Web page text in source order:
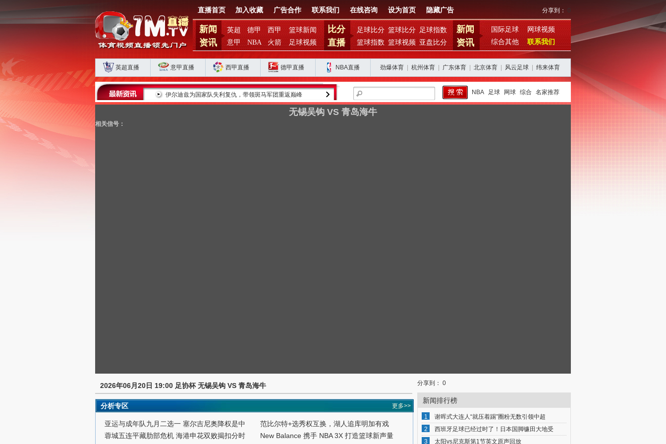
直播首页 加入收藏 广告合作 联系我们 在线咨询 设为首页 隐藏广告 分享到： 0
新闻
资讯
英超 德甲 西甲
篮球新闻
意甲
NBA 火箭 足球视频
比分
直播
足球比分 篮球比分 足球指数
篮球指数 篮球视频 亚盘比分
新闻
资讯
国际足球
网球视频
综合其他
联系我们
英超直播 意甲直播 西甲直播 德甲直播 NBA直播 劲爆体育 杭州体育 广东体育 北京体育 风云足球 纬来体育
五连平藏肋部危机 海港申花双败揭扣分时代生存 伊尔迪兹为国家队失利复仇，带领斑马军团重返巅峰 金球奖得主罗德里的皇马之路为何停滞？ 西班牙阿根廷再续恩怨，期待欧美杯对决
NBA 足球 网球 综合 名家推荐
无锡吴钩 VS 青岛海牛
相关信号：
2026年06月20日 19:00 足协杯 无锡吴钩 VS 青岛海牛
分析专区 更多>>
亚运与成年队九月二选一 塞尔吉尼奥降权是中
蓉城五连平藏肋部危机 海港申花双败揭扣分时
范比尔特+选秀权互换，湖人追库明加有戏
New Balance 携手 NBA 3X 打造篮球新声量
分享到： 0
新闻排行榜
1
谢晖式大连人“就压着踢”圈粉无数引领中超
2
西班牙足球已经过时了！日本国脚镰田大地受
3
太阳vs尼克斯第1节英文原声回放